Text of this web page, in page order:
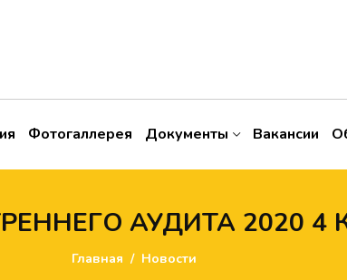
Фотогаллерея Документы Вакансии
АУДИТА 2020 4
Главная Новости